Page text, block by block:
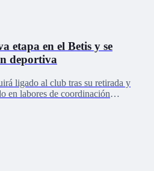
etapa en el Betis y se
deportiva
ligado al club tras su retirada y
en labores de coordinación